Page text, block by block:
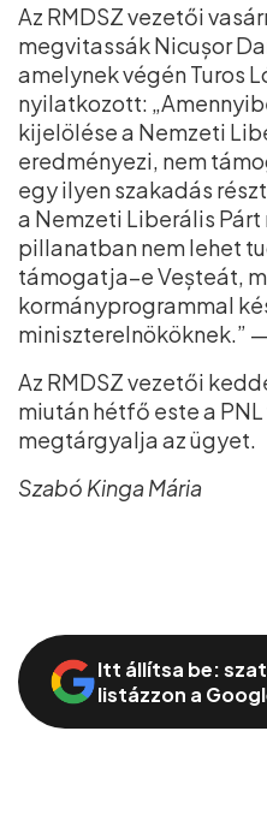
Az RMDSZ vezetői
megvitassák Nicușor
amelynek végén Turos
nyilatkozott:
kijelölése a Nemzeti
eredményezi, nem
egy ilyen szakadás
a Nemzeti Liberális
pillanatban nem lehet
támogatja–e Veșteát,
kormányprogrammal
miniszterelnököknek.”
Az RMDSZ vezetői
miután hétfő este a
megtárgyalja az ügyet.
Szabó Kinga Mária
Itt állítsa be:
listázzon a